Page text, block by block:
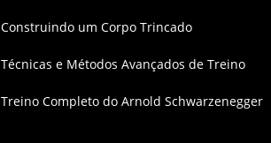
Construindo um Corpo Trincado
Técnicas e Métodos Avançados de Treino
Treino Completo do Arnold Schwarzenegger